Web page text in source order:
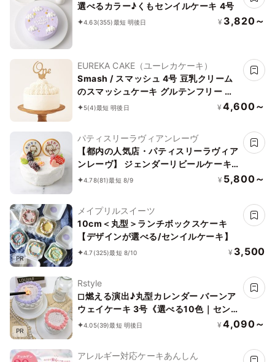
選べるカラー♪くもセンイルケーキ 4号
4.63(355)最短 明後日 ¥ 3,820～
EUREKA CAKE（ユーレカケーキ）
Smash / スマッシュ 4号 豆乳クリーム
のスマッシュケーキ グルテンフリー 小
麦・乳不使用
5(4)最短 明後日 ¥ 4,600～
パティスリーラヴィアンレーヴ
【都内の人気店・パティスリーラヴィア
ンレーヴ】 ジェンダーリビールケーキ
4号 12cm
4.78(81)最短 8/9 ¥ 5,800～
PR
メイプリルスイーツ
10cm＜丸型＞ランチボックスケーキ
【デザインが選べる/センイルケーキ】
4.7 (325)最短 8/10 ¥ 3,500
PR
Rstyle
◻︎燃える演出♪丸型カレンダー バーンア
ウェイケーキ 3号《選べる10色｜セン
イルケーキ｜韓国｜お好きな日付とメッ
4.05(39)最短 明後日 ¥ 4,090～
アレルギー対応ケーキあんしん